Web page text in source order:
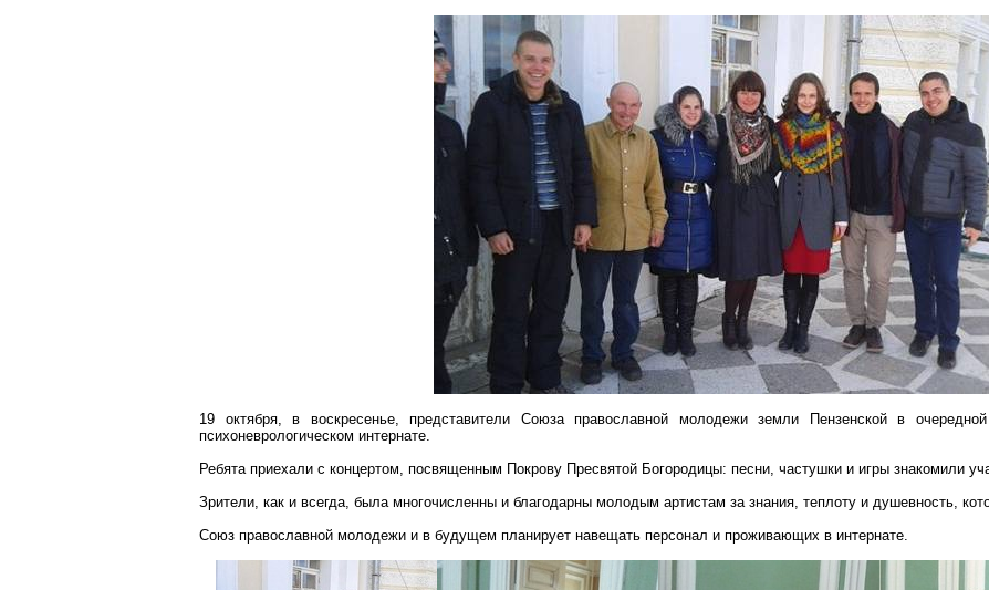
19 октября, в воскресенье, представители Союза православной молодежи земли Пензенской в
психоневрологическом интернате.
Ребята приехали с концертом, посвященным Покрову Пресвятой Богородицы: песни, частушки и игры знакомили
Зрители, как и всегда, была многочисленны и благодарны молодым артистам за знания, теплоту и душевность,
Союз православной молодежи и в будущем планирует навещать персонал и проживающих в интернате.